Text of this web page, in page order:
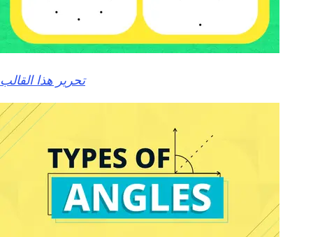
تحرير هذا القالب